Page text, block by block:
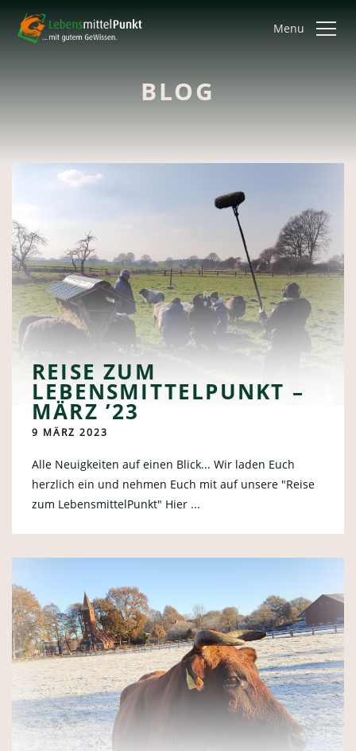
Menu
BLOG
REISE ZUM
LEBENSMITTELPUNKT –
MÄRZ ’23
9 MÄRZ 2023
Alle Neuigkeiten auf einen Blick... Wir laden Euch
herzlich ein und nehmen Euch mit auf unsere "Reise
zum LebensmittelPunkt" Hier ...